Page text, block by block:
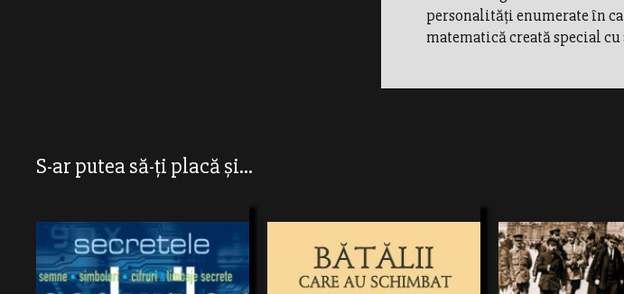
personalităţi enumerate în
matematică creată special
S-ar putea să-ți placă și...